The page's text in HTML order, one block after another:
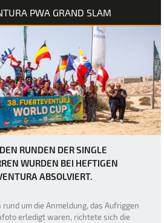
PWA GRAND SLAM
RUNDEN DER SINGLE
WURDEN BEI HEFTIGEN
ABSOLVIERT.
um die Anmeldung, das Aufriggen
erledigt waren, richtete sich die